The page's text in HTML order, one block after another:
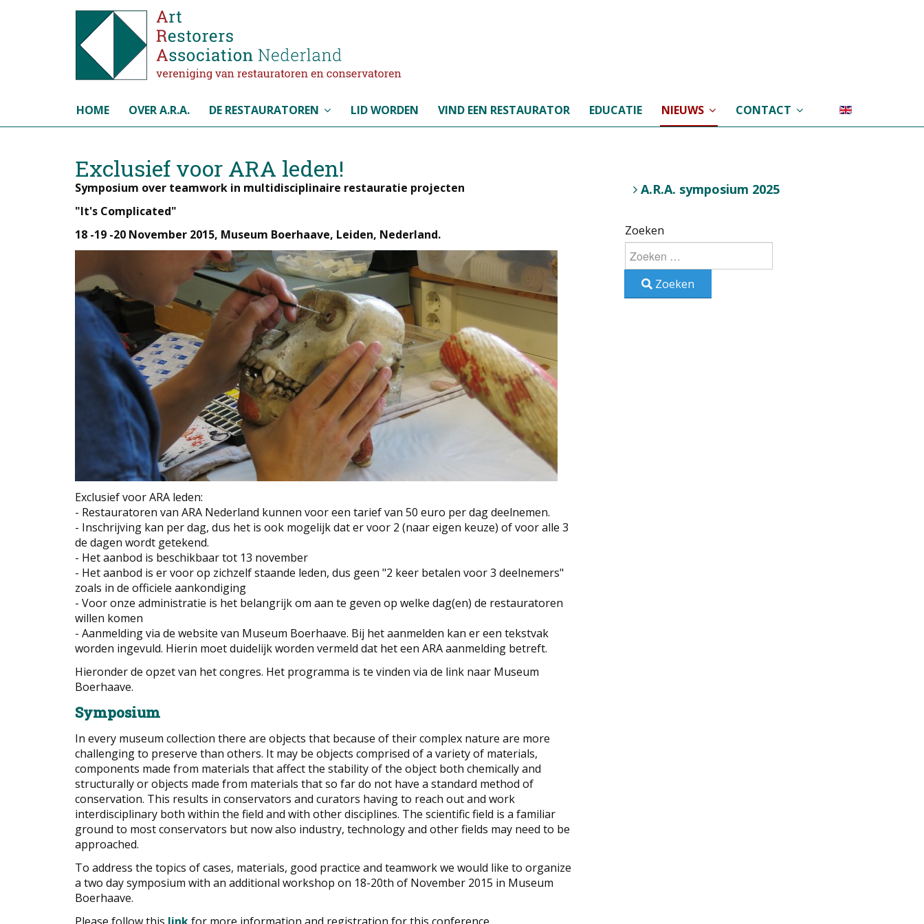
HOME OVER A.R.A. DE RESTAURATOREN LID WORDEN VIND EEN RESTAURATOR EDUCATIE NIEUWS CONTACT
Selecteer de taal
Exclusief voor ARA leden!
Symposium over teamwork in multidisciplinaire restauratie projecten
"It's Complicated"
18 -19 -20 November 2015, Museum Boerhaave, Leiden, Nederland.
Exclusief voor ARA leden:
- Restauratoren van ARA Nederland kunnen voor een tarief van 50 euro per dag deelnemen.
- Inschrijving kan per dag, dus het is ook mogelijk dat er voor 2 (naar eigen keuze) of voor alle 3
de dagen wordt getekend.
- Het aanbod is beschikbaar tot 13 november
- Het aanbod is er voor op zichzelf staande leden, dus geen "2 keer betalen voor 3 deelnemers"
zoals in de officiele aankondiging
- Voor onze administratie is het belangrijk om aan te geven op welke dag(en) de restauratoren
willen komen
- Aanmelding via de website van Museum Boerhaave. Bij het aanmelden kan er een tekstvak
worden ingevuld. Hierin moet duidelijk worden vermeld dat het een ARA aanmelding betreft.
Hieronder de opzet van het congres. Het programma is te vinden via de link naar Museum
Boerhaave.
Symposium
In every museum collection there are objects that because of their complex nature are more
challenging to preserve than others. It may be objects comprised of a variety of materials,
components made from materials that affect the stability of the object both chemically and
structurally or objects made from materials that so far do not have a standard method of
conservation. This results in conservators and curators having to reach out and work
interdisciplinary both within the field and with other disciplines. The scientific field is a familiar
ground to most conservators but now also industry, technology and other fields may need to be
approached.
To address the topics of cases, materials, good practice and teamwork we would like to organize
a two day symposium with an additional workshop on 18-20th of November 2015 in Museum
Boerhaave.
A.R.A. symposium 2025
Zoeken
Zoeken